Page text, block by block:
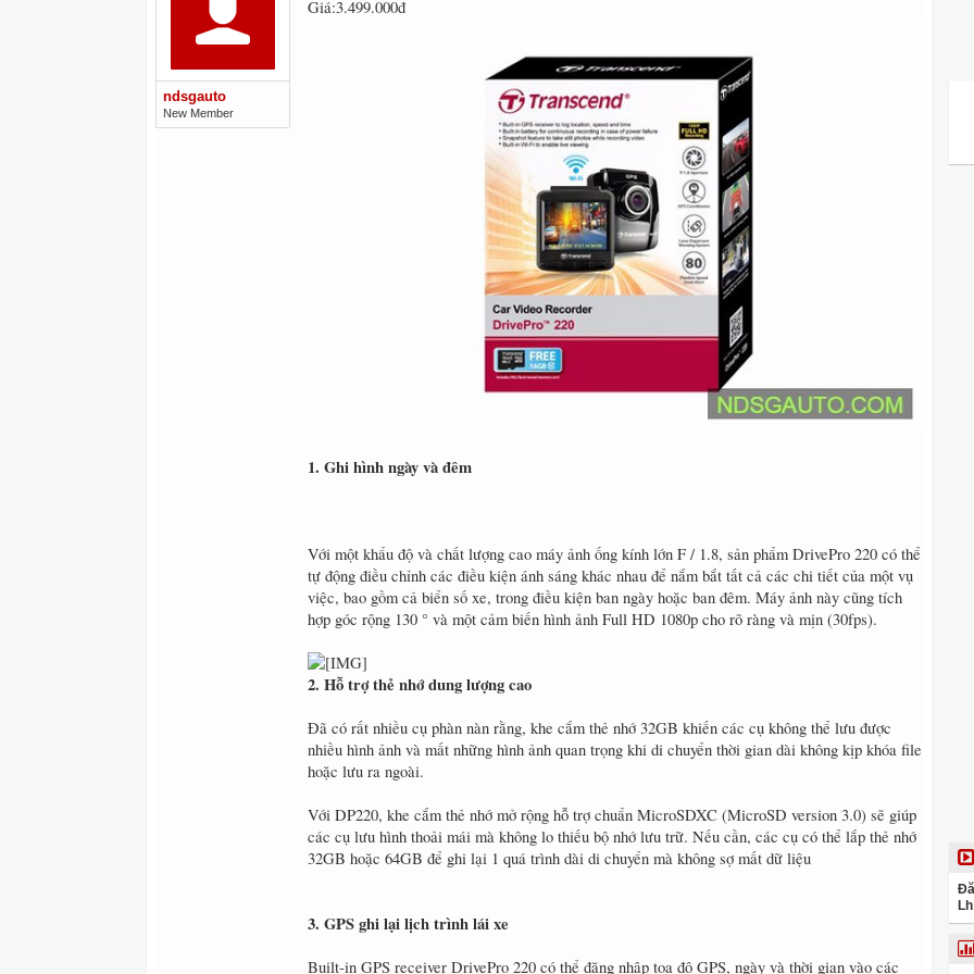
ndsgauto
New Member
Giá:3.499.000đ
1. Ghi hình ngày và đêm
Với một khẩu độ và chất lượng cao máy ảnh ống kính lớn F / 1.8, sản phẩm DrivePro 220 có thể
tự động điều chỉnh các điều kiện ánh sáng khác nhau để nắm bắt tất cả các chi tiết của một vụ
việc, bao gồm cả biển số xe, trong điều kiện ban ngày hoặc ban đêm. Máy ảnh này cũng tích
hợp góc rộng 130 ° và một cảm biến hình ảnh Full HD 1080p cho rõ ràng và mịn (30fps).
2. Hỗ trợ thẻ nhớ dung lượng cao
Đã có rất nhiều cụ phàn nàn rằng, khe cắm thẻ nhớ 32GB khiến các cụ không thể lưu được
nhiều hình ảnh và mất những hình ảnh quan trọng khi di chuyển thời gian dài không kịp khóa file
hoặc lưu ra ngoài.
Với DP220, khe cắm thẻ nhớ mở rộng hỗ trợ chuẩn MicroSDXC (MicroSD version 3.0) sẽ giúp
các cụ lưu hình thoải mái mà không lo thiếu bộ nhớ lưu trữ. Nếu cần, các cụ có thể lắp thẻ nhớ
32GB hoặc 64GB để ghi lại 1 quá trình dài di chuyển mà không sợ mất dữ liệu
3. GPS ghi lại lịch trình lái xe
Built-in GPS receiver DrivePro 220 có thể đăng nhập tọa độ GPS, ngày và thời gian vào các